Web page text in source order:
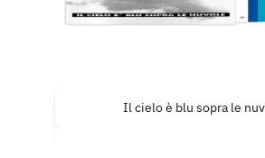
Il cielo è blu sopra le